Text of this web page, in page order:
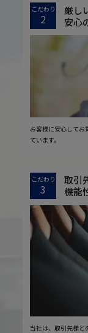
こだわり
2
厳し
安心
お客様に安心してお
ています。
こだわり
3
取引
機能
当社は、取引先様と